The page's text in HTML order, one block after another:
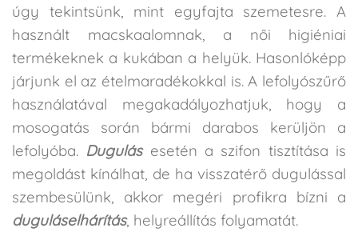
úgy tekintsünk, mint egyfajta szemetesre. A
használt macskaalomnak, a női higiéniai
termékeknek a kukában a helyük. Hasonlóképp
járjunk el az ételmaradékokkal is. A lefolyószűrő
használatával megakadályozhatjuk, hogy a
mosogatás során bármi darabos kerüljön a
lefolyóba. Dugulásesetén a szifon tisztítása is
megoldást kínálhat, de ha visszatérő dugulással
szembesülünk, akkor megéri profikra bízni a
duguláselhárítás, helyreállítás folyamatát.